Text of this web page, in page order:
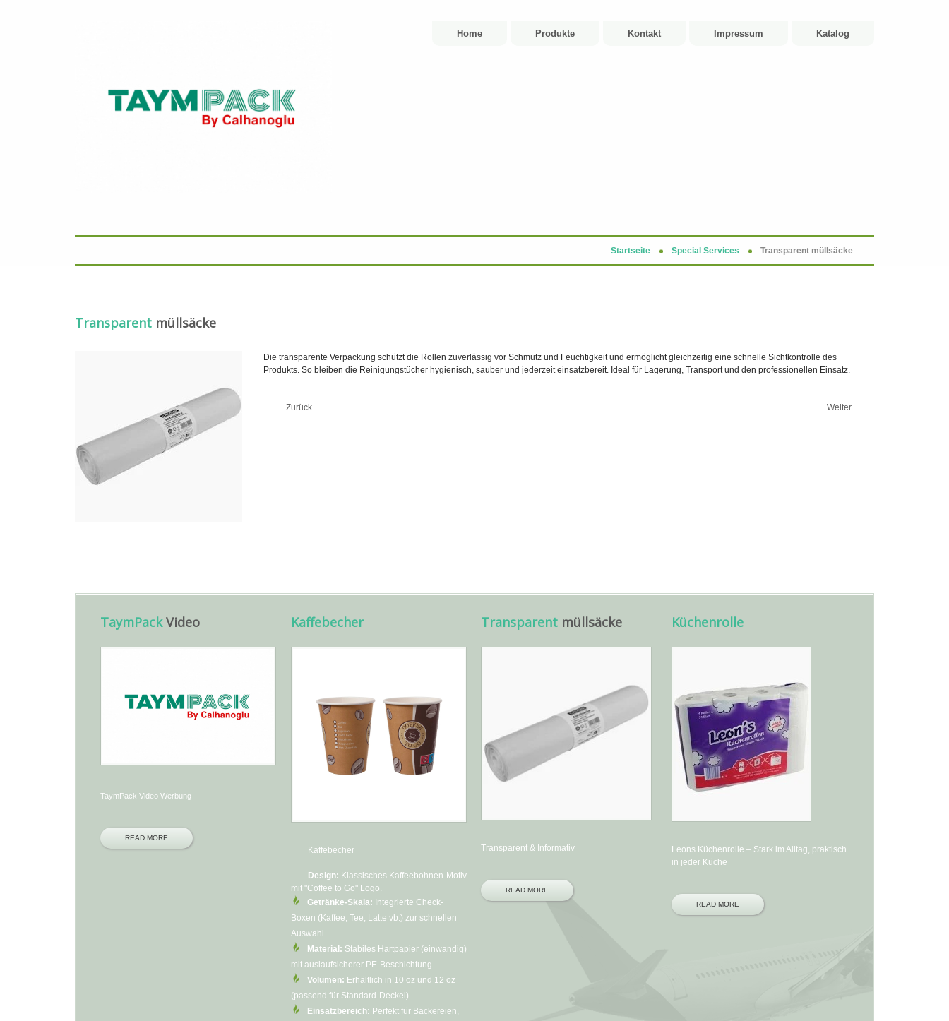
Home Produkte Kontakt Impressum Katalog
Startseite Special Services Transparent müllsäcke
Transparent müllsäcke
Die transparente Verpackung schützt die Rollen zuverlässig vor Schmutz und Feuchtigkeit und ermöglicht gleichzeitig eine schnelle Sichtkontrolle des
Produkts. So bleiben die Reinigungstücher hygienisch, sauber und jederzeit einsatzbereit. Ideal für Lagerung, Transport und den professionellen Einsatz.
Zurück Weiter
TaymPackVideo
TaymPack Video Werbung
READ MORE
Kaffebecher
Kaffebecher
Design: Klassisches Kaffeebohnen-Motiv
mit "Coffee to Go" Logo.
Getränke-Skala: Integrierte Check-
Boxen (Kaffee, Tee, Latte vb.) zur schnellen
Auswahl.
Material: Stabiles Hartpapier (einwandig)
mit auslaufsicherer PE-Beschichtung.
Volumen: Erhältlich in 10 oz und 12 oz
(passend für Standard-Deckel).
Einsatzbereich: Perfekt für Bäckereien,
Transparent müllsäcke
Transparent & Informativ
READ MORE
Küchenrolle
Leons Küchenrolle – Stark im Alltag, praktisch
in jeder Küche
READ MORE